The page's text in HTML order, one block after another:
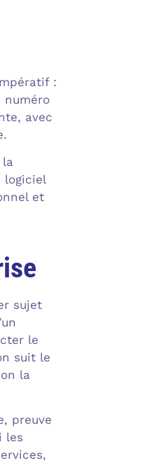
:
numéro
avec
logiciel
et
sujet
le
suit le
la
preuve
les